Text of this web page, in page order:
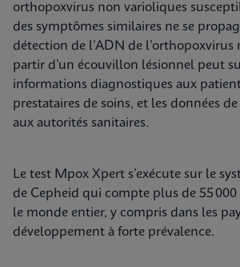
orthopoxvirus non varioliques
des symptômes similaires ne se
détection de l’ADN de l’orthopoxvirus
partir d’un écouvillon lésionnel peut
informations diagnostiques aux
prestataires de soins, et les données
aux autorités sanitaires.
Le test Mpox Xpert s’exécute sur le
de Cepheid qui compte plus de 55
le monde entier, y compris dans les
développement à forte prévalence.